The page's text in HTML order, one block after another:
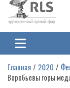
на Украине
ЛНР и других регионах.
Главная 2020
Воробьевы горы